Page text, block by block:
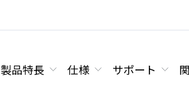
製品特長 仕様 サポート